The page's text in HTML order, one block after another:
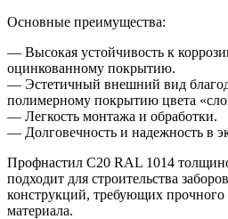
Основные преимущества:
— Высокая устойчивость к
оцинкованному покрытию.
— Эстетичный внешний вид
полимерному покрытию цвета
— Легкость монтажа и обработки.
— Долговечность и надежность в
Профнастил С20 RAL 1014
подходит для строительства
конструкций, требующих прочного
материала.